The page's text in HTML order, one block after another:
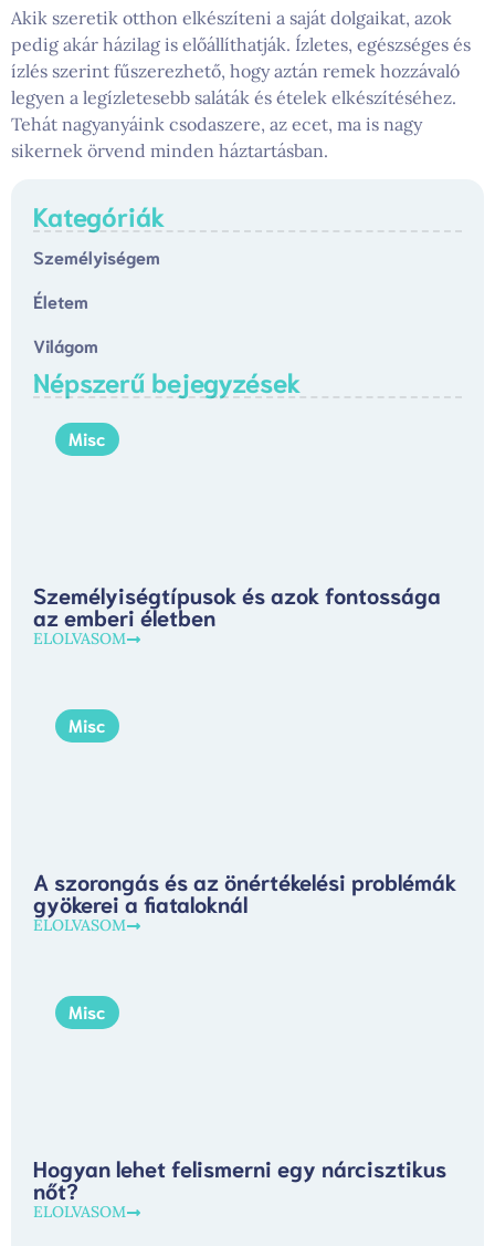
Akik szeretik otthon elkészíteni a saját dolgaikat, azok
pedig akár házilag is előállíthatják. Ízletes, egészséges és
ízlés szerint fűszerezhető, hogy aztán remek hozzávaló
legyen a legízletesebb saláták és ételek elkészítéséhez.
Tehát nagyanyáink csodaszere, az ecet, ma is nagy
sikernek örvend minden háztartásban.
Kategóriák
Személyiségem
Életem
Világom
Népszerű bejegyzések
Misc
Személyiségtípusok és azok fontossága
az emberi életben
ELOLVASOM
Misc
A szorongás és az önértékelési problémák
gyökerei a fiataloknál
ELOLVASOM
Misc
Hogyan lehet felismerni egy nárcisztikus
nőt?
ELOLVASOM